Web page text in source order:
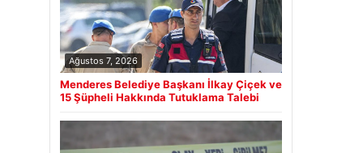
Ağustos 7, 2026
Menderes Belediye Başkanı İlkay Çiçek ve
15 Şüpheli Hakkında Tutuklama Talebi